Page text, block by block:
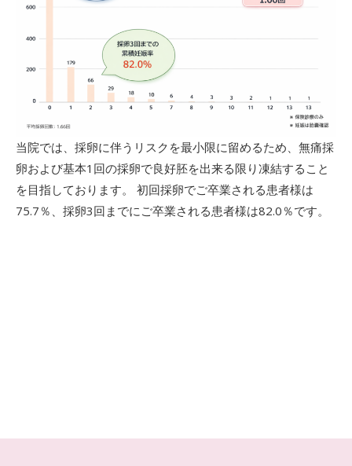
当院では、採卵に伴うリスクを最小限に留めるため、無痛採
卵および基本1回の採卵で良好胚を出来る限り凍結すること
を目指しております。 初回採卵でご卒業される患者様は
75.7％、採卵3回までにご卒業される患者様は82.0％です。